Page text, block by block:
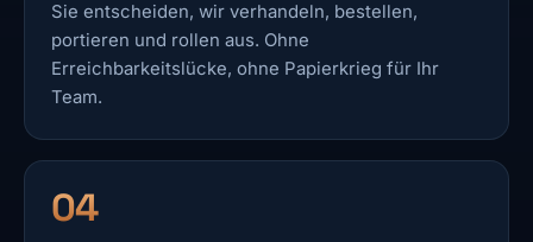
Sie entscheiden, wir verhandeln, bestellen,
portieren und rollen aus. Ohne
Erreichbarkeitslücke, ohne Papierkrieg für Ihr
Team.